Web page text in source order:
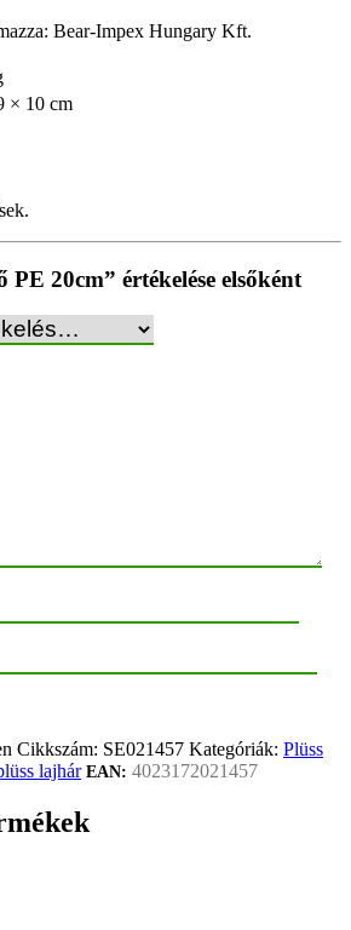
Bear-Impex Hungary Kft.
× 10 cm
20cm” értékelése elsőként
Cikkszám: SE021457 Kategóriák: Plüss
lajhár EAN: 4023172021457